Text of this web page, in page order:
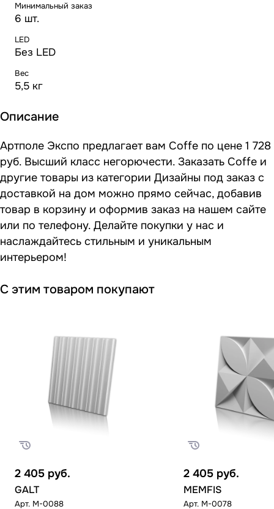
Минимальный заказ
6 шт.
LED
Без LED
Вес
5,5 кг
Описание
Артполе Экспо предлагает вам Coffe по цене 1 728
руб. Высший класс негорючести. Заказать Coffe и
другие товары из категории Дизайны под заказ с
доставкой на дом можно прямо сейчас, добавив
товар в корзину и оформив заказ на нашем сайте
или по телефону. Делайте покупки у нас и
наслаждайтесь стильным и уникальным
интерьером!
С этим товаром покупают
2 405 руб.
GALT
Арт. M-0088
2 405 руб.
MEMFIS
Арт. M-0078